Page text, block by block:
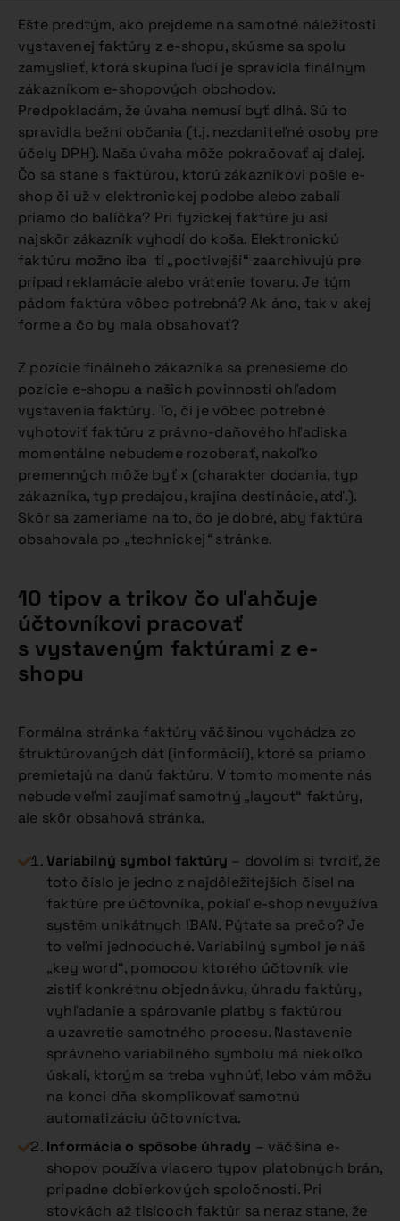
Ešte predtým, ako prejdeme na samotné náležitosti
vystavenej faktúry z e-shopu, skúsme sa spolu
zamyslieť, ktorá skupina ľudí je spravidla finálnym
zákazníkom e-shopových obchodov.
Predpokladám, že úvaha nemusí byť dlhá. Sú to
spravidla bežní občania (t.j. nezdaniteľné osoby pre
účely DPH). Naša úvaha môže pokračovať aj ďalej.
Čo sa stane s faktúrou, ktorú zákazníkovi pošle e-
shop či už v elektronickej podobe alebo zabalí
priamo do balíčka? Pri fyzickej faktúre ju asi
najskôr zákazník vyhodí do koša. Elektronickú
faktúru možno iba tí „poctivejší“ zaarchivujú pre
prípad reklamácie alebo vrátenie tovaru. Je tým
pádom faktúra vôbec potrebná? Ak áno, tak v akej
forme a čo by mala obsahovať?
Z pozície finálneho zákazníka sa prenesieme do
pozície e-shopu a našich povinností ohľadom
vystavenia faktúry. To, či je vôbec potrebné
vyhotoviť faktúru z právno-daňového hľadiska
momentálne nebudeme rozoberať, nakoľko
premenných môže byť x (charakter dodania, typ
zákazníka, typ predajcu, krajina destinácie, atď.).
Skôr sa zameriame na to, čo je dobré, aby faktúra
obsahovala po „technickej“stránke.
10 tipov a trikov čo uľahčuje
účtovníkovi pracovať
s vystaveným faktúrami z e-
shopu
Formálna stránka faktúry väčšinou vychádza zo
štruktúrovaných dát (informácií), ktoré sa priamo
premietajú na danú faktúru. V tomto momente nás
nebude veľmi zaujímať samotný „layout“ faktúry,
ale skôr obsahová stránka.
Variabilný symbol faktúry – dovolím si tvrdiť, že
toto číslo je jedno z najdôležitejších čísel na
faktúre pre účtovníka, pokiaľ e-shop nevyužíva
systém unikátnych IBAN. Pýtate sa prečo? Je
to veľmi jednoduché. Variabilný symbol je náš
„key word“, pomocou ktorého účtovník vie
zistiť konkrétnu objednávku, úhradu faktúry,
vyhľadanie a spárovanie platby s faktúrou
a uzavretie samotného procesu. Nastavenie
správneho variabilného symbolu má niekoľko
úskalí, ktorým sa treba vyhnúť, lebo vám môžu
na konci dňa skomplikovať samotnú
automatizáciu účtovníctva.
Informácia o spôsobe úhrady – väčšina e-
shopov používa viacero typov platobných brán,
prípadne dobierkových spoločností. Pri
stovkách až tisícoch faktúr sa neraz stane, že